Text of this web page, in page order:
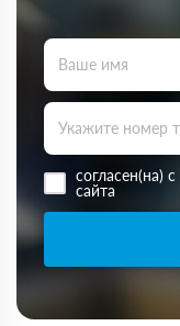
согласен(на) с
сайта